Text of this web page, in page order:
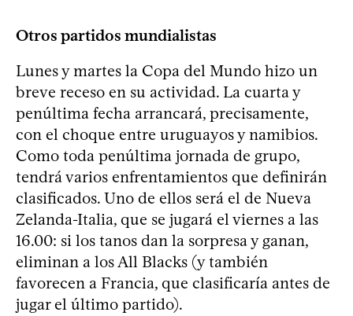
Otros partidos mundialistas
Lunes y martes la Copa del Mundo hizo un
breve receso en su actividad. La cuarta y
penúltima fecha arrancará, precisamente,
con el choque entre uruguayos y namibios.
Como toda penúltima jornada de grupo,
tendrá varios enfrentamientos que definirán
clasificados. Uno de ellos será el de Nueva
Zelanda-Italia, que se jugará el viernes a las
16.00: si los tanos dan la sorpresa y ganan,
eliminan a los All Blacks (y también
favorecen a Francia, que clasificaría antes de
jugar el último partido).